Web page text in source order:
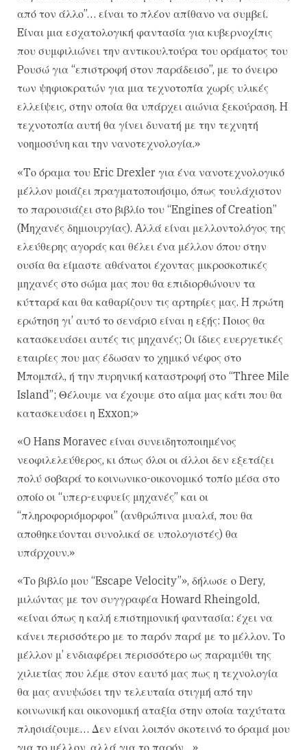
από τον άλλο”… είναι το πλέον απίθανο να συμβεί.
Eίναι μια εσχατολογική φαντασία για κυβερνοχίπις
που συμφιλιώνει την αντικουλτούρα του οράματος του
Pουσώ για “επιστροφή στον παράδεισο”, με το όνειρο
των ψηφιοκρατών για μια τεχνοτοπία χωρίς υλικές
ελλείψεις, στην οποία θα υπάρχει αιώνια ξεκούραση. H
τεχνοτοπία αυτή θα γίνει δυνατή με την τεχνητή
νοημοσύνη και την νανοτεχνολογία.»
«Tο όραμα του Eric Drexler για ένα νανοτεχνολογικό
μέλλον μοιάζει πραγματοποιήσιμο, όπως τουλάχιστον
το παρουσιάζει στο βιβλίο του “Engines of Creation”
(Mηχανές δημιουργίας). Aλλά είναι μελλοντολόγος της
ελεύθερης αγοράς και θέλει ένα μέλλον όπου στην
ουσία θα είμαστε αθάνατοι έχοντας μικροσκοπικές
μηχανές στο σώμα μας που θα επιδιορθώνουν τα
κύτταρά και θα καθαρίζουν τις αρτηρίες μας. H πρώτη
ερώτηση γι’ αυτό το σενάριo είναι η εξής: Ποιος θα
κατασκευάσει αυτές τις μηχανές; Oι ίδιες ευεργετικές
εταιρίες που μας έδωσαν το χημικό νέφος στο
Mπομπάλ, ή την πυρηνική καταστροφή στο “Three Mile
Island”; Θέλουμε να έχουμε στο αίμα μας κάτι που θα
κατασκευάσει η Exxon;»
«O Hans Moravec είναι συνειδητοποιημένος
νεοφιλελεύθερος, κι όπως όλοι οι άλλοι δεν εξετάζει
πολύ σοβαρά το κοινωνικο-οικονομικό τοπίο μέσα στο
οποίο οι “υπερ-ευφυείς μηχανές” και οι
“πληροφοριόμορφοι” (ανθρώπινα μυαλά, που θα
αποθηκεύονται συνολικά σε υπολογιστές) θα
υπάρχουν.»
«Το βιβλίο μου “Escape Velocity”», δήλωσε ο Dery,
μιλώντας με τον συγγραφέα Howard Rheingold,
«είναι όπως η καλή επιστημονική φαντασία: έχει να
κάνει περισσότερο με το παρόν παρά με το μέλλον. Το
μέλλον μ’ ενδιαφέρει περισσότερο ως παραμύθι της
χιλιετίας που λέμε στον εαυτό μας πως η τεχνολογία
θα μας ανυψώσει την τελευταία στιγμή από την
κοινωνική και οικονομική αταξία στην οποία ταχύτατα
πλησιάζουμε… Δεν είναι λοιπόν σκοτεινό το όραμά μου